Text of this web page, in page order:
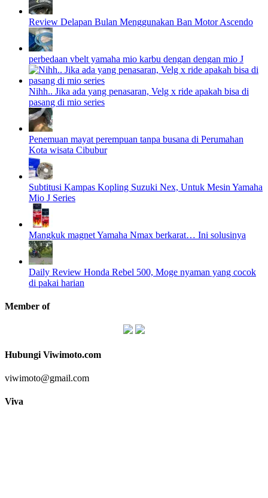
Review Delapan Bulan Menggunakan Ban Motor Ascendo
perbedaan vbelt yamaha mio karbu dengan dengan mio J
Nihh.. Jika ada yang penasaran, Velg x ride apakah bisa di
pasang di mio series
Penemuan mayat perempuan tanpa busana di Perumahan
Kota wisata Cibubur
Subtitusi Kampas Kopling Suzuki Nex, Untuk Mesin Yamaha
Mio J Series
Mangkuk magnet Yamaha Nmax berkarat… Ini solusinya
Daily Review Honda Rebel 500, Moge nyaman yang cocok
di pakai harian
Member of
Hubungi Viwimoto.com
viwimoto@gmail.com
Viva